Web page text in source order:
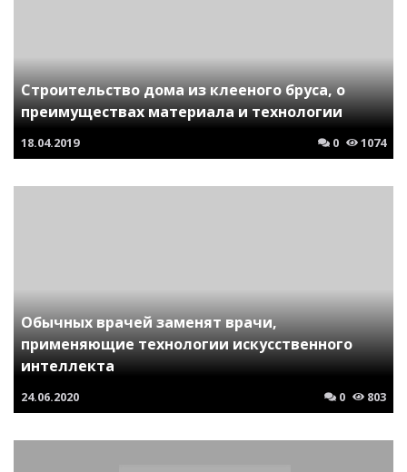
Строительство дома из клееного бруса, о
преимуществах материала и технологии
18.04.2019 0 1074
Обычных врачей заменят врачи,
применяющие технологии искусственного
интеллекта
24.06.2020 0 803